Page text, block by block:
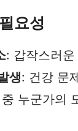
요성
: 갑작스러
생: 건강 문
누군가의